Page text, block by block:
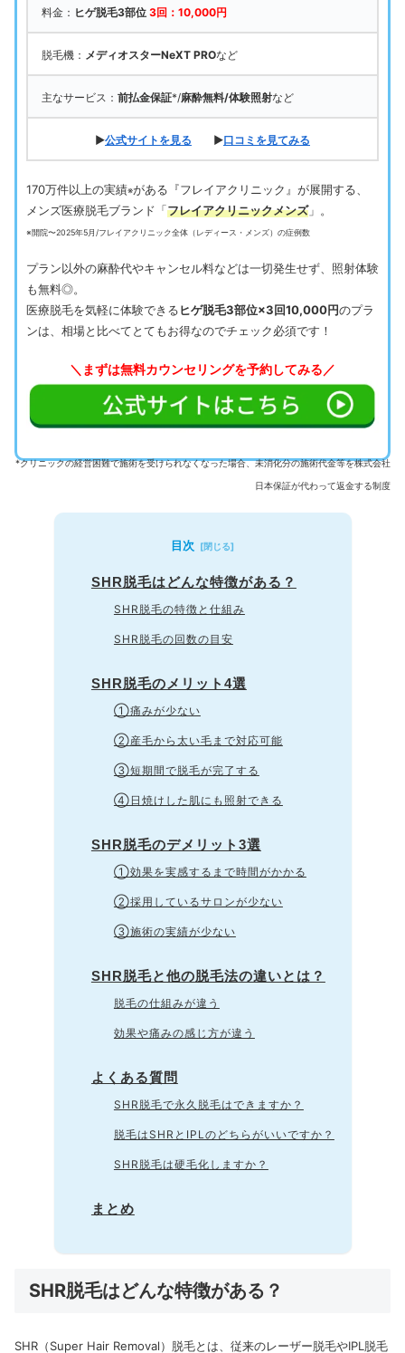
料金： ヒゲ脱毛3部位 3回：10,000円
脱毛機： メディオスターNeXT PROなど
主なサービス： 前払金保証*/麻酔無料/体験照射など
▶公式サイトを見る ▶口コミを見てみる
170万件以上の実績※がある『フレイアクリニック』が展開する、
メンズ医療脱毛ブランド「フレイアクリニックメンズ」。
※開院〜2025年5月/フレイアクリニック全体（レディース・メンズ）の症例数
プラン以外の麻酔代やキャンセル料などは一切発生せず、照射体験
も無料◎。
医療脱毛を気軽に体験できるヒゲ脱毛3部位×3回10,000円のプラ
ンは、相場と比べてとてもお得なのでチェック必須です！
＼まずは無料カウンセリングを予約してみる／
*クリニックの経営困難で施術を受けられなくなった場合、未消化分の施術代金等を株式会社
日本保証が代わって返金する制度
目次
SHR脱毛はどんな特徴がある？
SHR脱毛の特徴と仕組み
SHR脱毛の回数の目安
SHR脱毛のメリット4選
①痛みが少ない
②産毛から太い毛まで対応可能
③短期間で脱毛が完了する
④日焼けした肌にも照射できる
SHR脱毛のデメリット3選
①効果を実感するまで時間がかかる
②採用しているサロンが少ない
③施術の実績が少ない
SHR脱毛と他の脱毛法の違いとは？
脱毛の仕組みが違う
効果や痛みの感じ方が違う
よくある質問
SHR脱毛で永久脱毛はできますか？
脱毛はSHRとIPLのどちらがいいですか？
SHR脱毛は硬毛化しますか？
まとめ
SHR脱毛はどんな特徴がある？
SHR（Super Hair Removal）脱毛とは、従来のレーザー脱毛やIPL脱毛